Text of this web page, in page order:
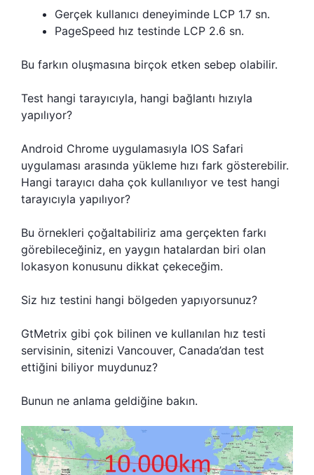
Gerçek kullanıcı deneyiminde LCP 1.7 sn.
PageSpeed hız testinde LCP 2.6 sn.
Bu farkın oluşmasına birçok etken sebep olabilir.
Test hangi tarayıcıyla, hangi bağlantı hızıyla
yapılıyor?
Android Chrome uygulamasıyla IOS Safari
uygulaması arasında yükleme hızı fark gösterebilir.
Hangi tarayıcı daha çok kullanılıyor ve test hangi
tarayıcıyla yapılıyor?
Bu örnekleri çoğaltabiliriz ama gerçekten farkı
görebileceğiniz, en yaygın hatalardan biri olan
lokasyon konusunu dikkat çekeceğim.
Siz hız testini hangi bölgeden yapıyorsunuz?
GtMetrix gibi çok bilinen ve kullanılan hız testi
servisinin, sitenizi Vancouver, Canada’dan test
ettiğini biliyor muydunuz?
Bunun ne anlama geldiğine bakın.